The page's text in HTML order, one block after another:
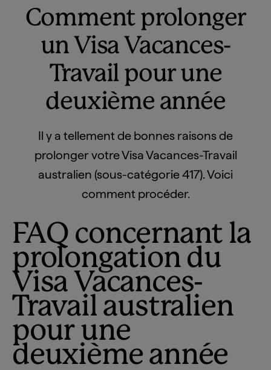
Comment prolonger
un Visa Vacances-
Travail pour une
deuxième année
Il y a tellement de bonnes raisons de
prolonger votre Visa Vacances-Travail
australien (sous-catégorie 417). Voici
comment procéder.
FAQ concernant la
prolongation du
Visa Vacances-
Travail australien
pour une
deuxième année